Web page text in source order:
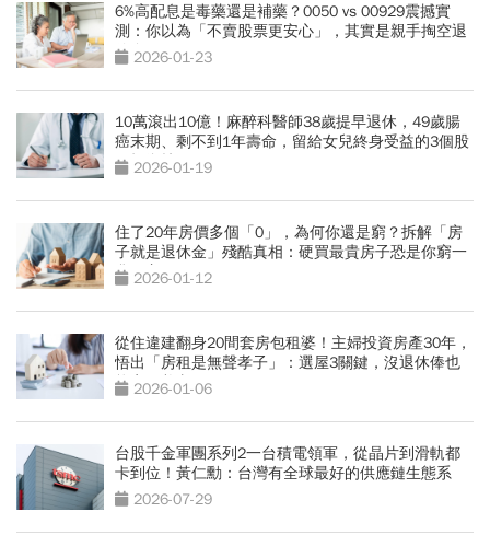
6%高配息是毒藥還是補藥？0050 vs 00929震撼實
測：你以為「不賣股票更安心」，其實是親手掏空退
休金2026-01-23
10萬滾出10億！麻醉科醫師38歲提早退休，49歲腸
癌末期、剩不到1年壽命，留給女兒終身受益的3個股
票投資技巧
2026-01-19
住了20年房價多個「0」，為何你還是窮？拆解「房
子就是退休金」殘酷真相：硬買最貴房子恐是你窮一
輩子主因
2026-01-12
從住違建翻身20間套房包租婆！主婦投資房產30年，
悟出「房租是無聲孝子」：選屋3關鍵，沒退休俸也
能安穩養老
2026-01-06
台股千金軍團系列2一台積電領軍，從晶片到滑軌都
卡到位！黃仁勳：台灣有全球最好的供應鏈生態系
2026-07-29